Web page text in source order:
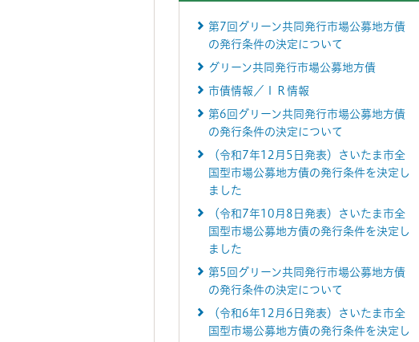
第7回グリーン共同発行市場公募地方債
の発行条件の決定について
グリーン共同発行市場公募地方債
市債情報／ＩＲ情報
第6回グリーン共同発行市場公募地方債
の発行条件の決定について
（令和7年12月5日発表）さいたま市全
国型市場公募地方債の発行条件を決定し
ました
（令和7年10月8日発表）さいたま市全
国型市場公募地方債の発行条件を決定し
ました
第5回グリーン共同発行市場公募地方債
の発行条件の決定について
（令和6年12月6日発表）さいたま市全
国型市場公募地方債の発行条件を決定し